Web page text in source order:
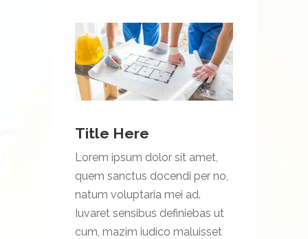
Title Here
Lorem ipsum dolor sit amet,
quem sanctus docendi per no,
natum voluptaria mei ad.
Iuvaret sensibus definiebas ut
cum, mazim iudico maluisset